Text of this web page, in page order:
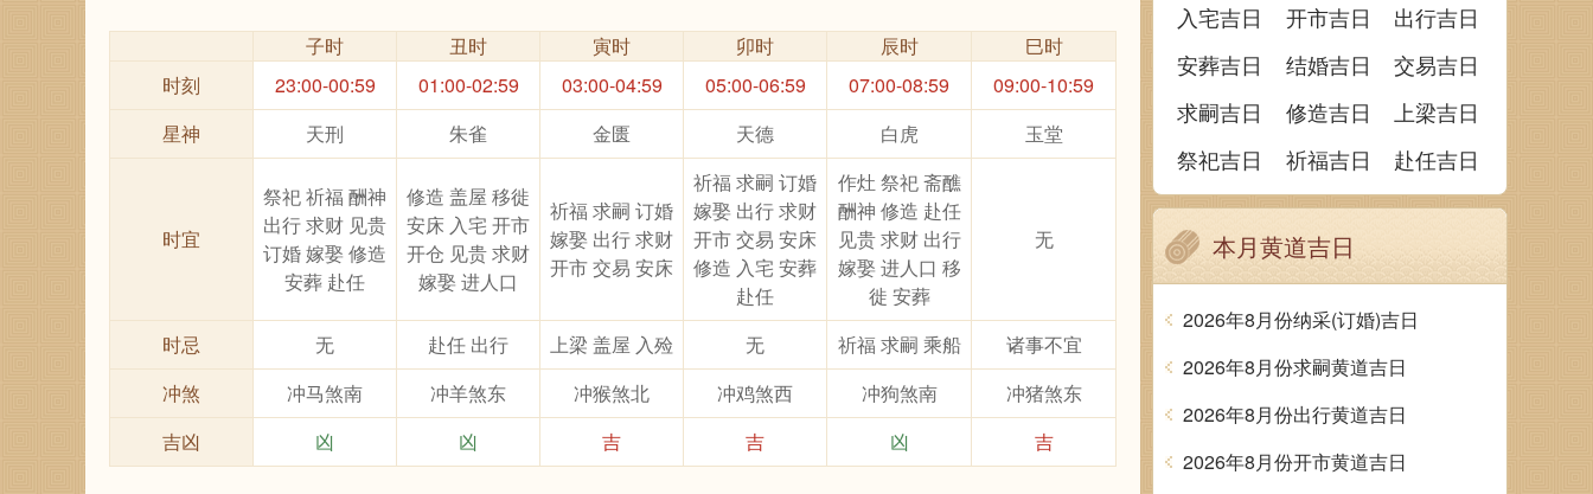
子时 丑时 寅时 卯时 辰时
巳时
时刻
23:00-00:59 01:00-02:59 03:00-04:59 05:00-06:59 07:00-08:59
09:00-10:59
星神
天刑 朱雀 金匮 天德 白虎 玉堂
时宜
祭祀 祈福 酬神
出行 求财 见贵
订婚 嫁娶 修造
安葬 赴任
修造 盖屋 移徙
安床 入宅 开市
开仓 见贵 求财
嫁娶 进人口
祈福 求嗣 订婚
嫁娶 出行 求财
开市 交易 安床
祈福 求嗣 订婚
嫁娶 出行 求财
开市 交易 安床
修造 入宅 安葬
赴任
作灶 祭祀 斋醮
酬神 修造 赴任
见贵 求财 出行
嫁娶 进人口 移
徙 安葬
无
时忌 无 赴任 出行 上梁 盖屋 入殓 无 祈福 求嗣 乘船
诸事不宜
冲煞
冲马煞南 冲羊煞东 冲猴煞北 冲鸡煞西 冲狗煞南
冲猪煞东
吉凶
凶 凶 吉 吉 凶 吉
入宅吉日
开市吉日
出行吉日
安葬吉日
结婚吉日
交易吉日
求嗣吉日
修造吉日
上梁吉日
祭祀吉日
祈福吉日 赴任吉日
本月黄道吉日
2026年8月份纳采(订婚)吉日
2026年8月份求嗣黄道吉日
2026年8月份出行黄道吉日
2026年8月份开市黄道吉日